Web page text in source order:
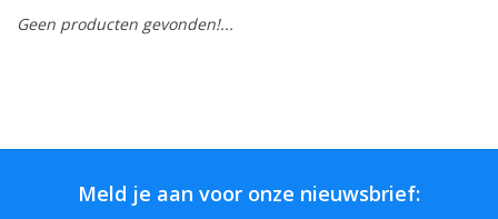
Geen producten gevonden!...
Meld je aan voor onze nieuwsbrief: